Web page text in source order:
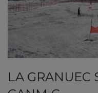
LA GRANUEC